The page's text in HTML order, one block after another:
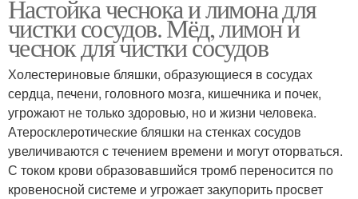
Настойка чеснока и лимона для
чистки сосудов. Мёд, лимон и
чеснок для чистки сосудов
Холестериновые бляшки, образующиеся в сосудах
сердца, печени, головного мозга, кишечника и почек,
угрожают не только здоровью, но и жизни человека.
Атеросклеротические бляшки на стенках сосудов
увеличиваются с течением времени и могут оторваться.
С током крови образовавшийся тромб переносится по
кровеносной системе и угрожает закупорить просвет